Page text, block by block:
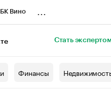
Вино
Стать
Финансы